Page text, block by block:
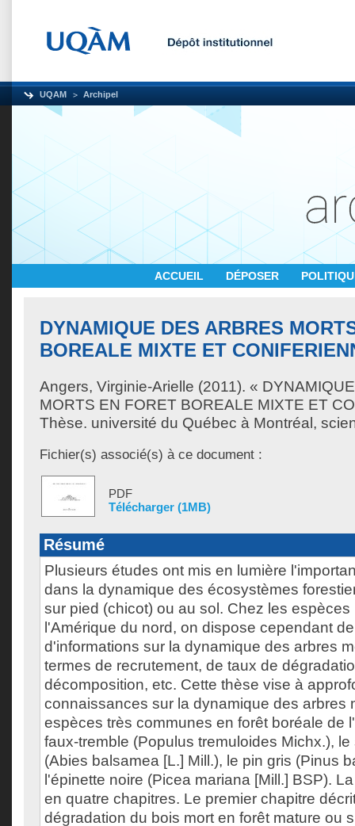
UQAM Archipel
ACCUEIL DÉPOSER
DYNAMIQUE DES ARBRES
BOREALE MIXTE ET
Angers, Virginie-Arielle (2011). «
MORTS EN FORET BOREALE MIXTE ET
Thèse. université du Québec à Montréal,
Fichier(s) associé(s) à ce document :
PDF
Télécharger (1MB)
Résumé
Plusieurs études ont mis en lumière
dans la dynamique des écosystèmes
sur pied (chicot) ou au sol. Chez les
l'Amérique du nord, on dispose cependant
d'informations sur la dynamique des arbres
termes de recrutement, de taux de
décomposition, etc. Cette thèse vise à
connaissances sur la dynamique des arbres
espèces très communes en forêt boréale de
faux-tremble (Populus tremuloides Michx.),
(Abies balsamea [L.] Mill.), le pin gris (Pinus
l'épinette noire (Picea mariana [Mill.] BSP).
en quatre chapitres. Le premier chapitre
dégradation du bois mort en forêt mature ou